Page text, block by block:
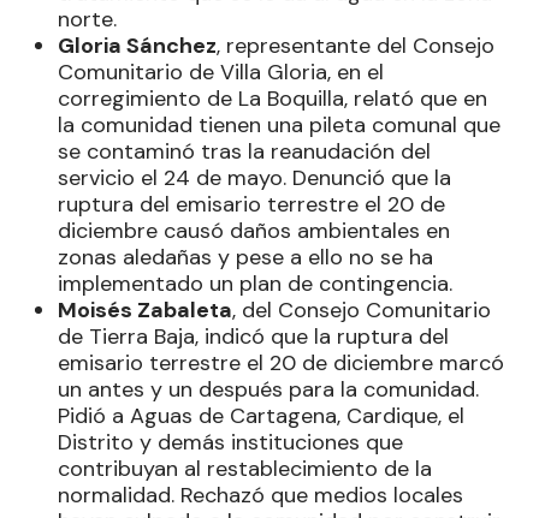
norte.
Gloria Sánchez, representante del Consejo
Comunitario de Villa Gloria, en el
corregimiento de La Boquilla, relató que en
la comunidad tienen una pileta comunal que
se contaminó tras la reanudación del
servicio el 24 de mayo. Denunció que la
ruptura del emisario terrestre el 20 de
diciembre causó daños ambientales en
zonas aledañas y pese a ello no se ha
implementado un plan de contingencia.
Moisés Zabaleta, del Consejo Comunitario
de Tierra Baja, indicó que la ruptura del
emisario terrestre el 20 de diciembre marcó
un antes y un después para la comunidad.
Pidió a Aguas de Cartagena, Cardique, el
Distrito y demás instituciones que
contribuyan al restablecimiento de la
normalidad. Rechazó que medios locales